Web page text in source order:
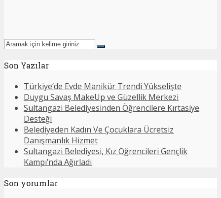
Son Yazılar
Türkiye’de Evde Manikür Trendi Yükselişte
Duygu Savaş MakeUp ve Güzellik Merkezi
Sultangazi Belediyesinden Öğrencilere Kırtasiye
Desteği
Belediyeden Kadın Ve Çocuklara Ücretsiz
Danışmanlık Hizmet
Sultangazi Belediyesi, Kız Öğrencileri Gençlik
Kampı’nda Ağırladı
Son yorumlar